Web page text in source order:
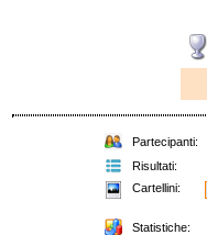
Partecipanti:
Risultati:
Cartellini:
Statistiche: